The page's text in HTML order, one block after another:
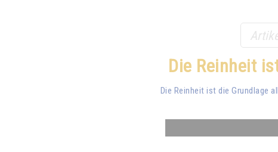
Die Reinheit
Die Reinheit ist die Grundlage